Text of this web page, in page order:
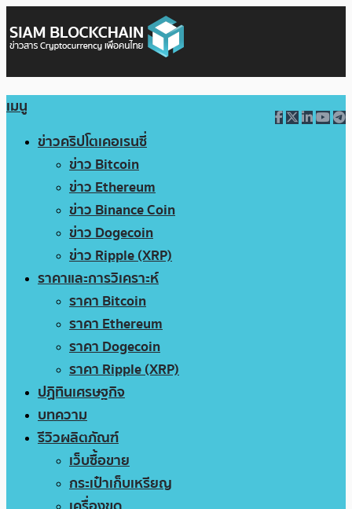
เมนู
ข่าวคริปโตเคอเรนซี่
ข่าว Bitcoin
ข่าว Ethereum
ข่าว Binance Coin
ข่าว Dogecoin
ข่าว Ripple (XRP)
ราคาและการวิเคราะห์
ราคา Bitcoin
ราคา Ethereum
ราคา Dogecoin
ราคา Ripple (XRP)
ปฏิทินเศรษฐกิจ
บทความ
รีวิวผลิตภัณฑ์
เว็บซื้อขาย
กระเป๋าเก็บเหรียญ